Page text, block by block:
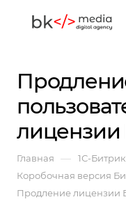
лицензии
Главная — 1С-
Коробочная версия
Продление лицензии